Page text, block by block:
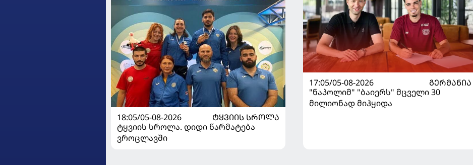
18:05/05-08-2026
ᲢᲧᲕᲘᲘᲡ ᲡᲠᲝᲚᲐ
ტყვიის სროლა. დიდი წარმატება
ვროცლავში
17:05/05-08-2026
ᲒᲔᲠᲛᲐᲜᲘᲐ
"ნაპოლიმ" "ბაიერს" მცველი 30
მილიონად მიჰყიდა